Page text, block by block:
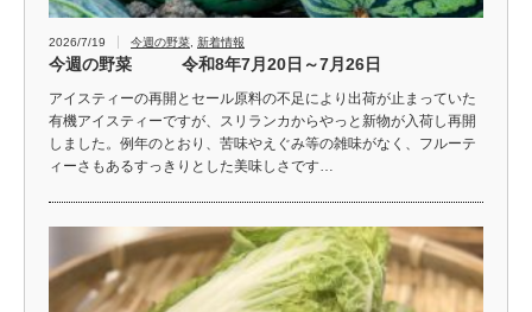
2026/7/19 今週の野菜 新着情報
今週の野菜 令和8年7月20日～7月26日
アイスティーの再開とセール原料の不足により出荷が止まっていた
有機アイスティーですが、スリランカからやっと新物が入荷し再開
しました。例年のとおり、苦味やえぐみ等の雑味がなく、フルーテ
ィーさもあるすっきりとした美味しさです…